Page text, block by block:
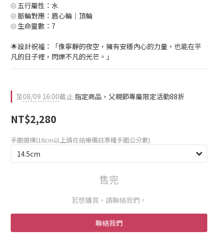
⦾ 五行屬性：水
⦾ 脈輪對應：眉心輪｜頂輪
⦾ 生命靈數：7
🌟設計祝福：「像寧靜的夜空，擁有安穩內心的力量，也能在平
凡的日子裡，閃爍不凡的光芒。」
至08/09 16:00截止 指定商品，父親節專屬限定活動88折
NT$2,280
手圍選擇(16cm以上請在結帳備註準確手圍公分數)
售完
若想購買，請聯絡我們。
聯絡我們